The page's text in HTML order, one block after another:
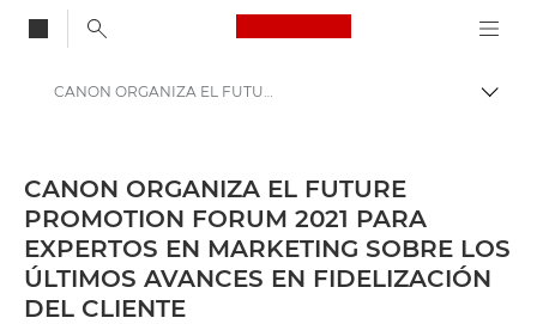
Canon Logo, back
Centro de prensa
Comunicados de prensa: Centro de prensa de Canon
CANON ORGANIZA EL FUTURE PROMOTION FORUM 2021 PARA EXPERTOS EN MARKETING SOBRE LOS ÚLTIMOS AVANCES EN FIDELIZACIÓN DEL CLIENTE - Centro de prensa de Canon
CANON ORGANIZA EL FUTURE
PROMOTION FORUM 2021 PARA
EXPERTOS EN MARKETING SOBRE LOS
ÚLTIMOS AVANCES EN FIDELIZACIÓN
DEL CLIENTE